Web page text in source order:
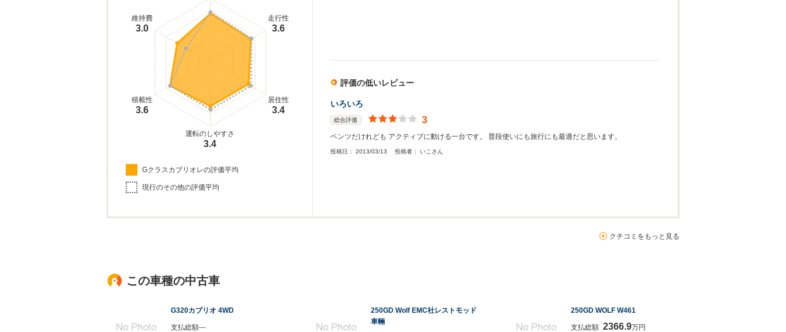
走行性
3.6
居住性
3.4
運転のしやすさ
3.4
積載性
3.6
維持費
3.0
Gクラスカブリオレの評価平均
現行のその他の評価平均
評価の低いレビュー
いろいろ
総合評価 3
ベンツだけれども アクティブに動ける一台です。 普段使いにも旅行にも最適だと思います。
投稿日： 2013/03/13 投稿者： いこさん
クチコミをもっと見る
この車種の中古車
G320カブリオ 4WD
支払総額---
250GD Wolf EMC社レストモッド
車輛
250GD WOLF W461
支払総額 2366.9万円